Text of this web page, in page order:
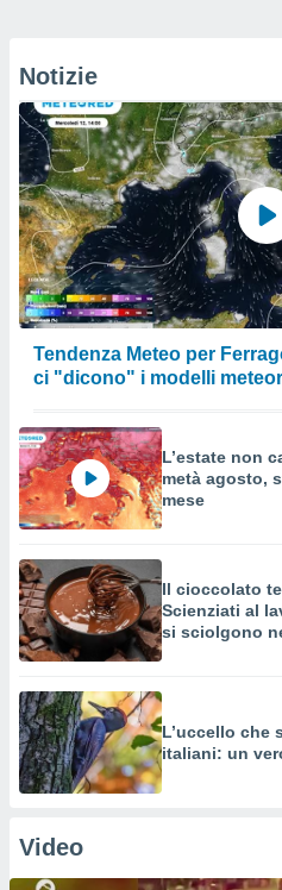
Notizie
Tendenza Meteo per
ci "dicono" i modelli
L’estate non
metà agosto,
mese
Il cioccolato
Scienziati al
si sciolgono
L’uccello che
italiani: un
Video